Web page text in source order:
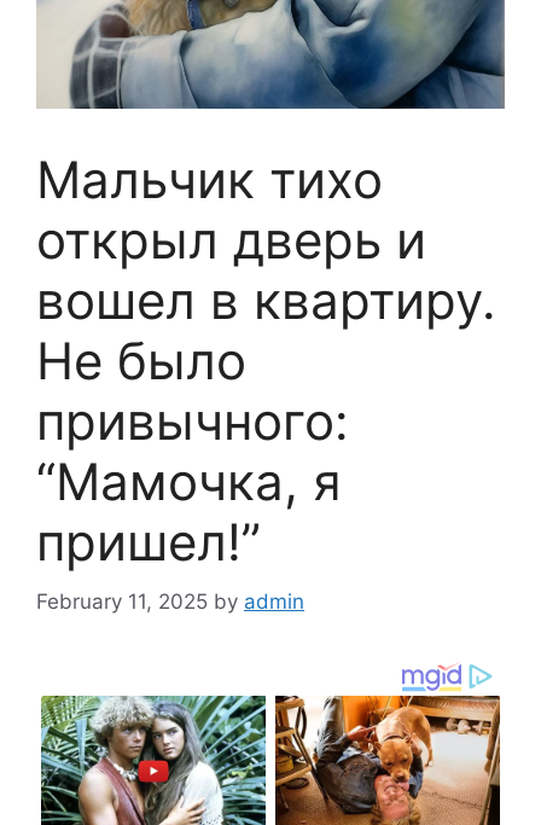
Мальчик тихо
открыл дверь и
вошел в квартиру.
Не было
привычного:
“Мамочка, я
пришел!”
February 11, 2025 by admin